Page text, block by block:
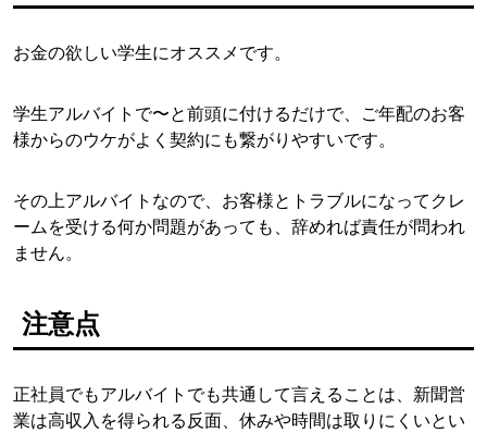
お金の欲しい学生にオススメです。
学生アルバイトで〜と前頭に付けるだけで、ご年配のお客
様からのウケがよく契約にも繋がりやすいです。
その上アルバイトなので、お客様とトラブルになってクレ
ームを受ける何か問題があっても、辞めれば責任が問われ
ません。
注意点
正社員でもアルバイトでも共通して言えることは、新聞営
業は高収入を得られる反面、休みや時間は取りにくいとい